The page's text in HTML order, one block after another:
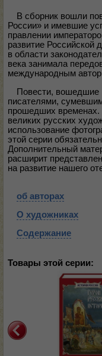
В сборник вошли
России» и имевшие
правлении
развитие
в области
века занимала
международным
Повести, вошедшие
писателями,
прошедших временах.
великих русских
использование
этой серии
Дополнительный
расширит
на развитие нашего
об авторах
О художниках
Содержание
Товары этой серии: